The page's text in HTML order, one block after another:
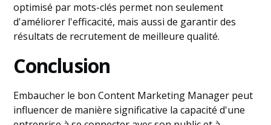
optimisé par mots-clés permet non seulement
d'améliorer l'efficacité, mais aussi de garantir des
résultats de recrutement de meilleure qualité.
Conclusion
Embaucher le bon Content Marketing Manager peut
influencer de manière significative la capacité d'une